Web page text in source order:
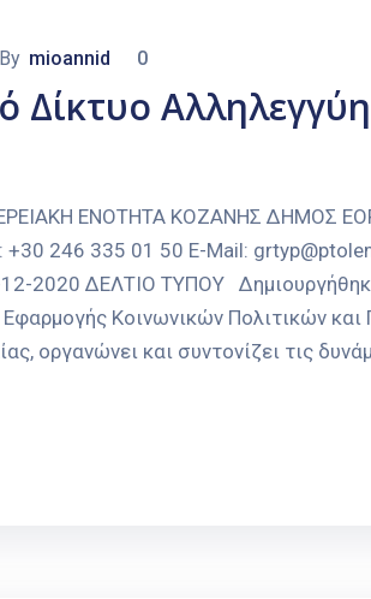
By mioannid 0
Δίκτυο
ΕΝΟΤΗΤΑ ΚΟΖΑΝΗΣ ΔΗΜΟΣ
246 335 01 50 E-Mail:
2020 ΔΕΛΤΙΟ ΤΥΠΟΥ
Εφαρμογής Κοινωνικών Πολιτικών
οργανώνει και συντονίζει τις